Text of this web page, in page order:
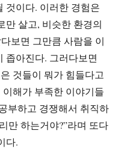
것이다. 이러한 경험은
만 살고, 비슷한 환경의
보면 그만큼 사람을 이
좁아진다. 그러다보면
것들이 뭐가 힘들다고
해가 부족한 이야기들
부하고 경쟁해서 취직하
만 하는거야?”라며 또다
다.